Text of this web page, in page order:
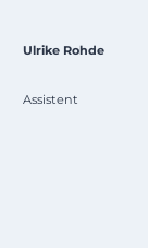
​Ulrike Rohde
Assistent